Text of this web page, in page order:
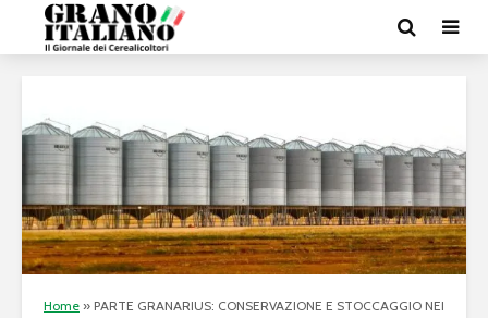
Home » PARTE GRANARIUS: CONSERVAZIONE E STOCCAGGIO NEI